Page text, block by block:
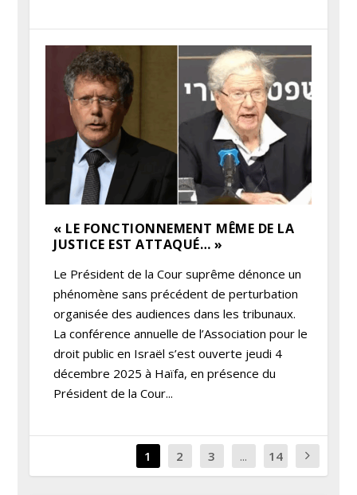
« LE FONCTIONNEMENT MÊME DE LA
JUSTICE EST ATTAQUÉ… »
Le Président de la Cour suprême dénonce un
phénomène sans précédent de perturbation
organisée des audiences dans les tribunaux.
La conférence annuelle de l’Association pour le
droit public en Israël s’est ouverte jeudi 4
décembre 2025 à Haïfa, en présence du
Président de la Cour...
1 2 3 ... 14